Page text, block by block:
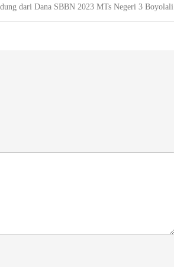
dari Dana SBBN 2023 MTs Negeri 3 Boyolali